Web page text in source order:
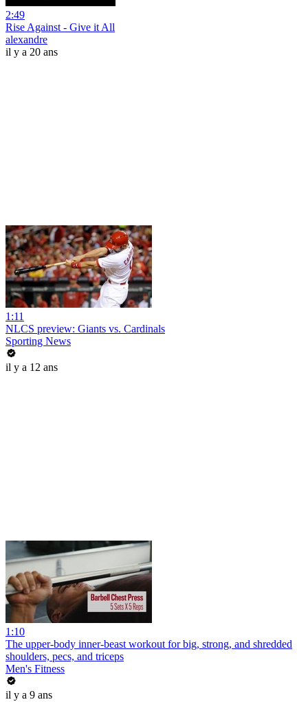
2:49
Rise Against - Give it All
alexandre
il y a 20 ans
1:11
NLCS preview: Giants vs. Cardinals
Sporting News
il y a 12 ans
1:10
The upper-body inner-beast workout for big, strong, and shredded
shoulders, pecs, and triceps
Men's Fitness
il y a 9 ans